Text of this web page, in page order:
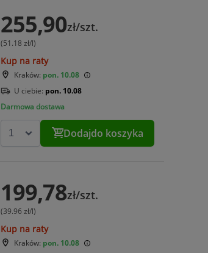
255,90zł/szt.
(51.18 zł/l)
Kup na raty
Kraków: pon. 10.08
U ciebie: pon. 10.08
Darmowa dostawa
Dodajdo koszyka
199,78zł/szt.
(39.96 zł/l)
Kup na raty
Kraków: pon. 10.08